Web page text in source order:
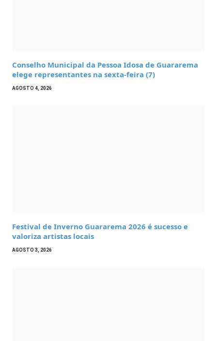
Conselho Municipal da Pessoa Idosa de Guararema
elege representantes na sexta-feira (7)
AGOSTO 4, 2026
Festival de Inverno Guararema 2026 é sucesso e
valoriza artistas locais
AGOSTO 3, 2026